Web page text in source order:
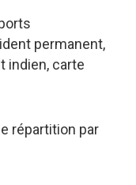
permanent,
indien, carte
répartition par